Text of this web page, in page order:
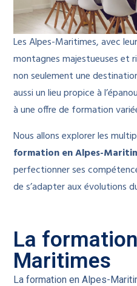
Les Alpes-Maritimes, avec
montagnes majestueuses et
non seulement une
aussi un lieu propice à
à une offre de formation
Nous allons explorer les
formation en Alpes-
perfectionner ses
de s’adapter aux évolutions
La
Maritimes
La formation en Alpes-